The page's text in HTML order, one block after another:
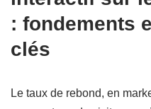
: fondements
clés
Le taux de rebond, en